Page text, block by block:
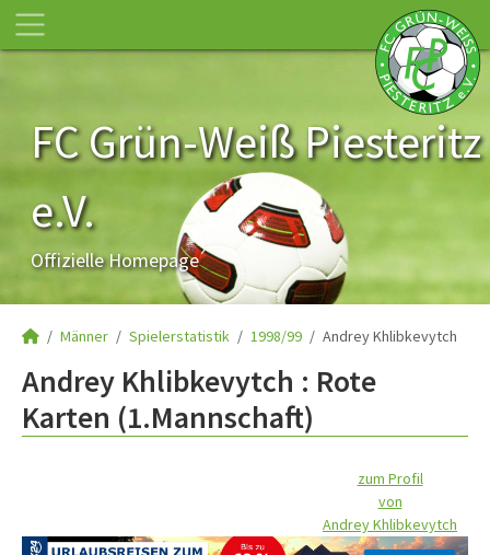
FC Grün-Weiß Piesteritz
e.V.
Offizielle Homepage
Männer Spielerstatistik 1998/99 Andrey Khlibkevytch
Andrey Khlibkevytch : Rote
Karten (1.Mannschaft)
zum Profil
von
Andrey Khlibkevytch